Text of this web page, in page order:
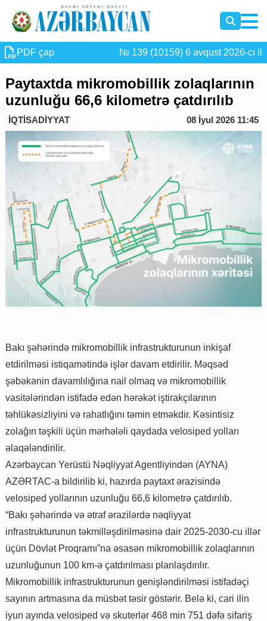
PDF çap № 139 (10159) 6 avqust 2026-cı il
Paytaxtda mikromobillik zolaqlarının
uzunluğu 66,6 kilometrə çatdırılıb
İQTİSADİYYAT 08 İyul 2026 11:45
Bakı şəhərində mikromobillik infrastrukturunun inkişaf
etdirilməsi istiqamətində işlər davam etdirilir. Məqsəd
şəbəkənin davamlılığına nail olmaq və mikromobillik
vasitələrindən istifadə edən hərəkət iştirakçılarının
təhlükəsizliyini və rahatlığını təmin etməkdir. Kəsintisiz
zolağın təşkili üçün mərhələli qaydada velosiped yolları
əlaqələndirilir.
Azərbaycan Yerüstü Nəqliyyat Agentliyindən (AYNA)
AZƏRTAC-a bildirilib ki, hazırda paytaxt ərazisində
velosiped yollarının uzunluğu 66,6 kilometrə çatdırılıb.
“Bakı şəhərində və ətraf ərazilərdə nəqliyyat
infrastrukturunun təkmilləşdirilməsinə dair 2025-2030-cu illər
üçün Dövlət Proqramı”na əsasən mikromobillik zolaqlarının
uzunluğunun 100 km-ə çatdırılması planlaşdırılır.
Mikromobillik infrastrukturunun genişləndirilməsi istifadəçi
sayının artmasına da müsbət təsir göstərir. Belə ki, cari ilin
iyun ayında velosiped və skuterlər 468 min 751 dəfə sifariş